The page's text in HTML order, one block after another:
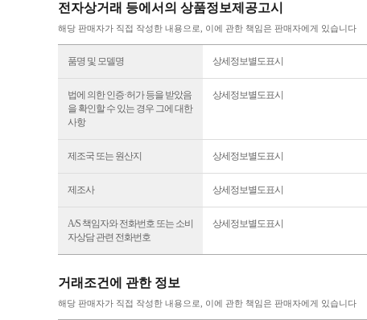
전자상거래 등에서의 상품정보제공고시
해당 판매자가 직접 작성한 내용으로, 이에 관한 책임은 판매자에게 있습니다
품명 및 모델명 상세정보별도표시
법에 의한 인증·허가 등을 받았음
을 확인할 수 있는 경우 그에 대한
사항
상세정보별도표시
제조국 또는 원산지 상세정보별도표시
제조사 상세정보별도표시
A/S 책임자와 전화번호 또는 소비
자상담 관련 전화번호
상세정보별도표시
거래조건에 관한 정보
해당 판매자가 직접 작성한 내용으로, 이에 관한 책임은 판매자에게 있습니다